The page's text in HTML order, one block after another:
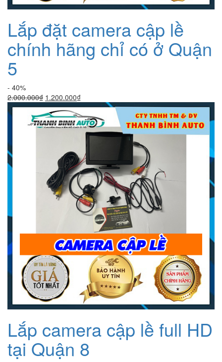
Lắp đặt camera cập lề
chính hãng chỉ có ở Quận
5
- 40%
2.000.000₫ Giá
gốc
là:
2.000.000₫.
1.200.000₫Giá
hiện
tại
là:
1.200.000₫.
Lắp camera cập lề full HD
tại Quận 8